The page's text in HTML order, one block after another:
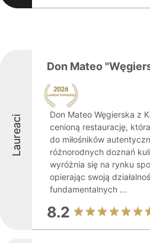
Laureaci
Don Mateo
Don Mateo Węgierska z
cenioną restaurację,
do miłośników
różnorodnych doznań
wyróżnia się na rynku
opierając swoją
fundamentalnych ...
8.2